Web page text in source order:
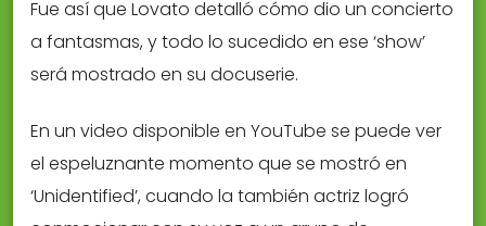
Fue así que Lovato detalló cómo dio un concierto
a fantasmas, y todo lo sucedido en ese ‘show’
será mostrado en su docuserie.
En un video disponible en YouTube se puede ver
el espeluznante momento que se mostró en
‘Unidentified’, cuando la también actriz logró